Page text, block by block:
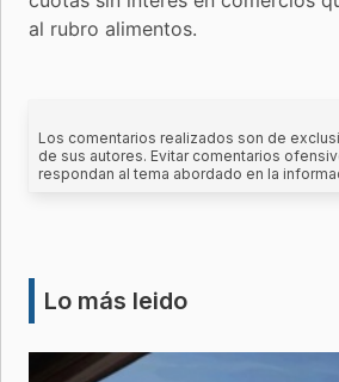
al rubro alimentos.
Los comentarios realizados son de
de sus autores. Evitar comentarios
respondan al tema abordado en la
Lo más leido